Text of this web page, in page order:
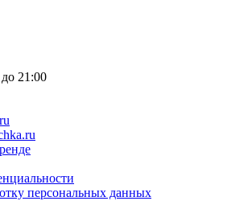
21:00
персональных данных